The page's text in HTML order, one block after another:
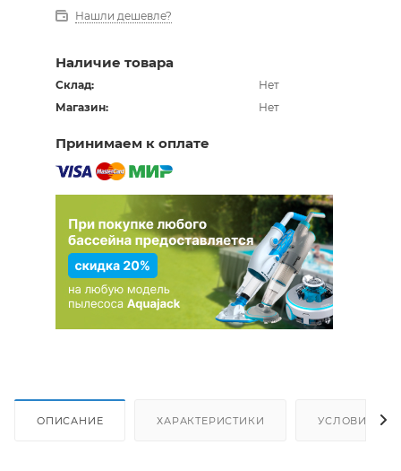
Нашли дешевле?
Наличие товара
Склад:
Нет
Магазин:
Нет
Принимаем к оплате
ОПИСАНИЕ ХАРАКТЕРИСТИКИ УСЛОВИЯ